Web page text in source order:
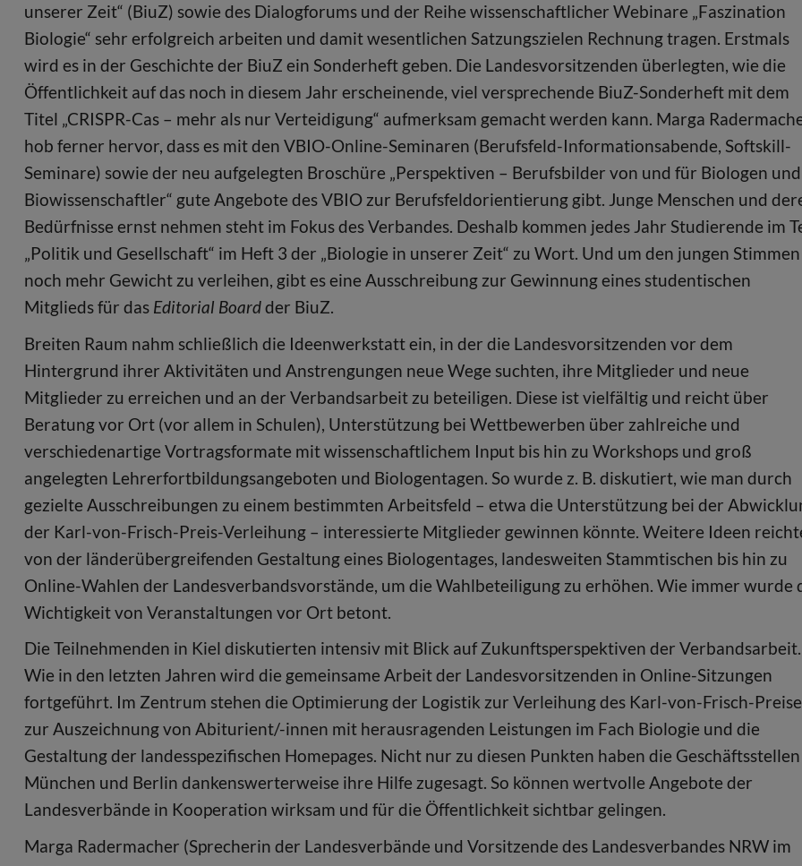
unserer Zeit“ (BiuZ) sowie des Dialogforums und der Reihe wissenschaftlicher Webinare „Faszination
Biologie“ sehr erfolgreich arbeiten und damit wesentlichen Satzungszielen Rechnung tragen. Erstmals
wird es in der Geschichte der BiuZ ein Sonderheft geben. Die Landesvorsitzenden überlegten, wie die
Öffentlichkeit auf das noch in diesem Jahr erscheinende, viel versprechende BiuZ-Sonderheft mit dem
Titel „CRISPR-Cas – mehr als nur Verteidigung“ aufmerksam gemacht werden kann. Marga
hob ferner hervor, dass es mit den VBIO-Online-Seminaren (Berufsfeld-Informationsabende, Softskill-
Seminare) sowie der neu aufgelegten Broschüre „Perspektiven – Berufsbilder von und für Biologen und
Biowissenschaftler“ gute Angebote des VBIO zur Berufsfeldorientierung gibt. Junge Menschen und
Bedürfnisse ernst nehmen steht im Fokus des Verbandes. Deshalb kommen jedes Jahr Studierende im
„Politik und Gesellschaft“ im Heft 3 der „Biologie in unserer Zeit“ zu Wort. Und um den jungen Stimmen
noch mehr Gewicht zu verleihen, gibt es eine Ausschreibung zur Gewinnung eines studentischen
Mitglieds für das Editorial Boardder BiuZ.
Breiten Raum nahm schließlich die Ideenwerkstatt ein, in der die Landesvorsitzenden vor dem
Hintergrund ihrer Aktivitäten und Anstrengungen neue Wege suchten, ihre Mitglieder und neue
Mitglieder zu erreichen und an der Verbandsarbeit zu beteiligen. Diese ist vielfältig und reicht über
Beratung vor Ort (vor allem in Schulen), Unterstützung bei Wettbewerben über zahlreiche und
verschiedenartige Vortragsformate mit wissenschaftlichem Input bis hin zu Workshops und groß
angelegten Lehrerfortbildungsangeboten und Biologentagen. So wurde z. B. diskutiert, wie man durch
gezielte Ausschreibungen zu einem bestimmten Arbeitsfeld – etwa die Unterstützung bei der
der Karl-von-Frisch-Preis-Verleihung – interessierte Mitglieder gewinnen könnte. Weitere Ideen
von der länderübergreifenden Gestaltung eines Biologentages, landesweiten Stammtischen bis hin zu
Online-Wahlen der Landesverbandsvorstände, um die Wahlbeteiligung zu erhöhen. Wie immer wurde
Wichtigkeit von Veranstaltungen vor Ort betont.
Die Teilnehmenden in Kiel diskutierten intensiv mit Blick auf Zukunftsperspektiven der Verbandsarbeit.
Wie in den letzten Jahren wird die gemeinsame Arbeit der Landesvorsitzenden in Online-Sitzungen
fortgeführt. Im Zentrum stehen die Optimierung der Logistik zur Verleihung des Karl-von-Frisch-
zur Auszeichnung von Abiturient/-innen mit herausragenden Leistungen im Fach Biologie und die
Gestaltung der landesspezifischen Homepages. Nicht nur zu diesen Punkten haben die Geschäftsstellen
München und Berlin dankenswerterweise ihre Hilfe zugesagt. So können wertvolle Angebote der
Landesverbände in Kooperation wirksam und für die Öffentlichkeit sichtbar gelingen.
Marga Radermacher (Sprecherin der Landesverbände und Vorsitzende des Landesverbandes NRW im